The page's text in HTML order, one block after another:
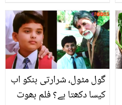
سے 2 سال پہلے کیا اہم بات
کہی جس نے آج سب کو
جذباتی کر دیا، ویڈیو
گول مٹول، شرارتی بنکو اب
کیسا دکھتا ہے؟ فلم بھوت